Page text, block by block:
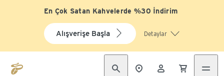
En Çok Satan Kahvelerde %30 İndirim
Alışverişe Başla Detaylar